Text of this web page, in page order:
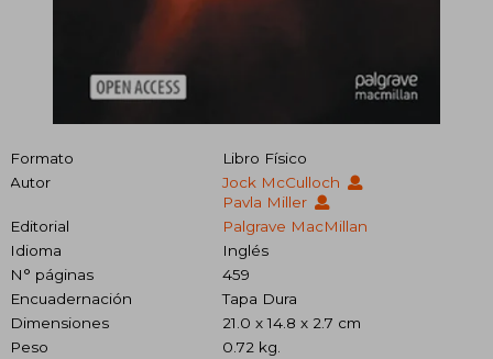
Formato
Libro Físico
Autor
Jock McCulloch
Pavla Miller
Editorial
Palgrave MacMillan
Idioma
Inglés
N° páginas
459
Encuadernación
Tapa Dura
Dimensiones
21.0 x 14.8 x 2.7 cm
Peso
0.72 kg.